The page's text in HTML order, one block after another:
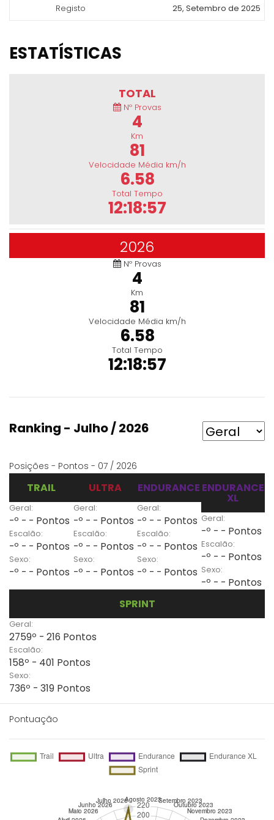
Registo
25, Setembro de 2025
ESTATÍSTICAS
TOTAL
Nº Provas
4
Km
81
Velocidade Média km/h
6.58
Total Tempo
12:18:57
2026
Nº Provas
4
Km
81
Velocidade Média km/h
6.58
Total Tempo
12:18:57
Ranking - Julho / 2026
Posições - Pontos - 07 / 2026
TRAIL
Geral:
-º - - Pontos
Escalão:
-º - - Pontos
Sexo:
-º - - Pontos
ULTRA
Geral:
-º - - Pontos
Escalão:
-º - - Pontos
Sexo:
-º - - Pontos
ENDURANCE
Geral:
-º - - Pontos
Escalão:
-º - - Pontos
Sexo:
-º - - Pontos
ENDURANCE
XL
Geral:
-º - - Pontos
Escalão:
-º - - Pontos
Sexo:
-º - - Pontos
SPRINT
Geral:
2759º - 216 Pontos
Escalão:
158º - 401 Pontos
Sexo:
736º - 319 Pontos
Pontuação